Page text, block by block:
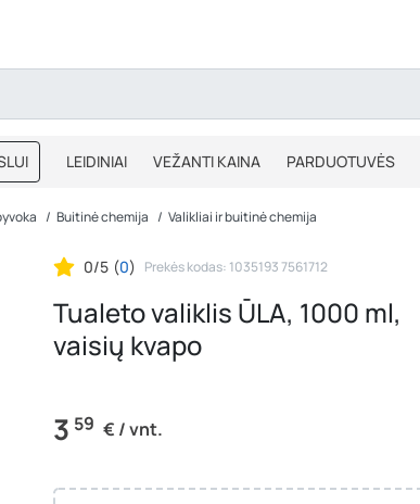
LEIDINIAI VEŽANTI KAINA PARDUOTUVĖS
IŠPARDAVIMAS
Buitinė chemija Valikliai ir buitinė chemija
0/5 (0) Prekės kodas: 1035193 7561712
Tualeto valiklis ŪLA, 1000 ml,
vaisių kvapo
3 59 € / vnt.